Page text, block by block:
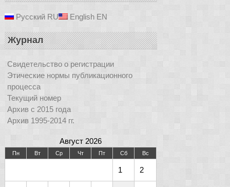
Русский RU English EN
Журнал
Свидетельство о регистрации
Этические нормы публикационного
процесса
Текущий номер
Архив с 2015 года
Архив 1995-2014 гг.
Август 2026
Пн Вт Ср Чт Пт Сб Вс
1 2